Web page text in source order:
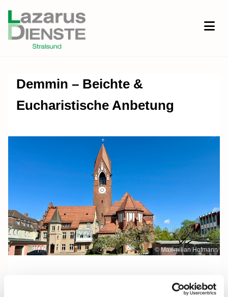
Demmin – Beichte &
Eucharistische Anbetung
© Maximilian Hofmann